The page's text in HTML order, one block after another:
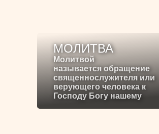
МОЛИТВА
Молитвой
называется обращение
священнослужителя или
верующего человека к
Господу Богу нашему